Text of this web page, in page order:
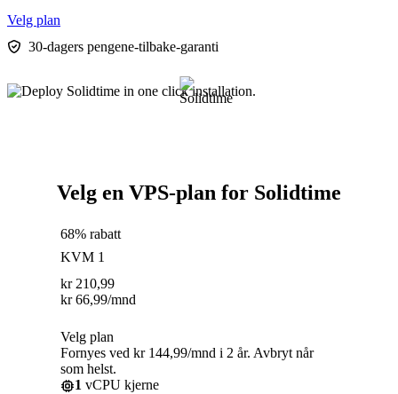
Velg plan
30-dagers pengene-tilbake-garanti
Velg en VPS-plan for Solidtime
68% rabatt
KVM 1
kr 210,99
kr 66,99/mnd
Velg plan
Fornyes ved kr 144,99/mnd i 2 år. Avbryt når
som helst.
1 vCPU kjerne